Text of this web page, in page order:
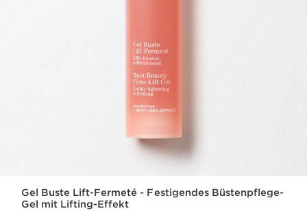
Gel Buste Lift-Fermeté - Festigendes Büstenpflege-
Gel mit Lifting-Effekt